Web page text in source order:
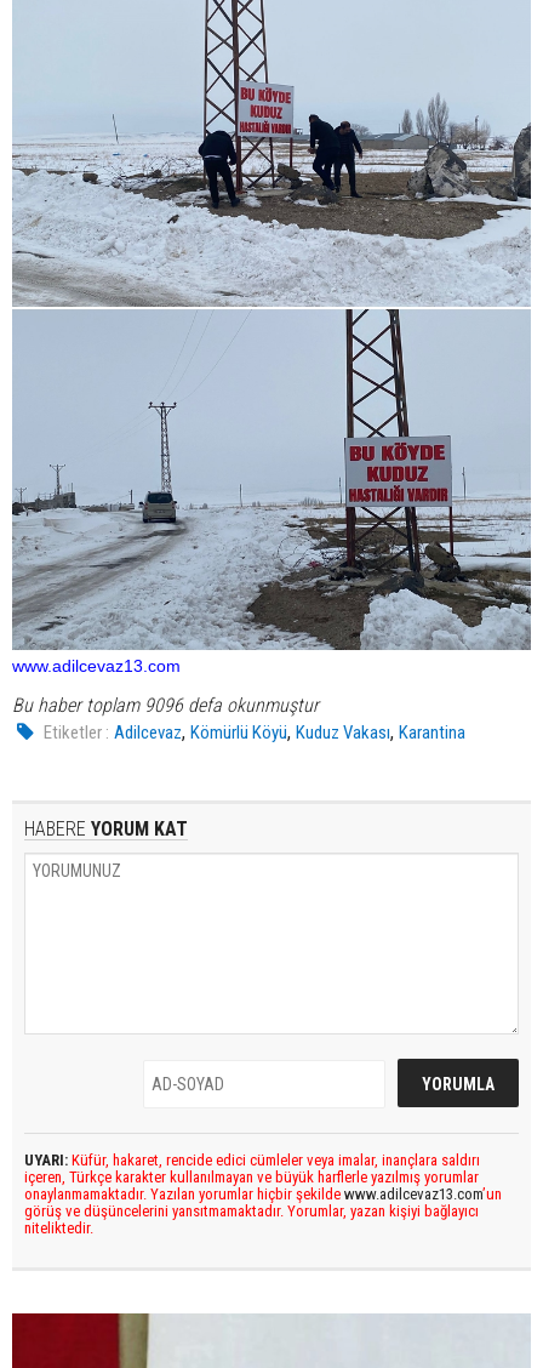
www.adilcevaz13.com
Bu haber toplam 9096 defa okunmuştur
Etiketler : Adilcevaz,Kömürlü Köyü,Kuduz Vakası,Karantina
HABERE YORUM KAT
UYARI: Küfür, hakaret, rencide edici cümleler veya imalar, inançlara saldırı
içeren, Türkçe karakter kullanılmayan ve büyük harflerle yazılmış yorumlar
onaylanmamaktadır. Yazılan yorumlar hiçbir şekilde www.adilcevaz13.com’un
görüş ve düşüncelerini yansıtmamaktadır. Yorumlar, yazan kişiyi bağlayıcı
niteliktedir.